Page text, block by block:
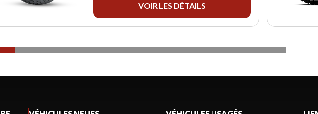
VOIR LES DÉTAILS